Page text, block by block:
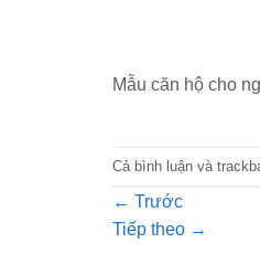
Mẫu căn hộ cho
Cả bình luận và
← Trước
Tiếp theo →